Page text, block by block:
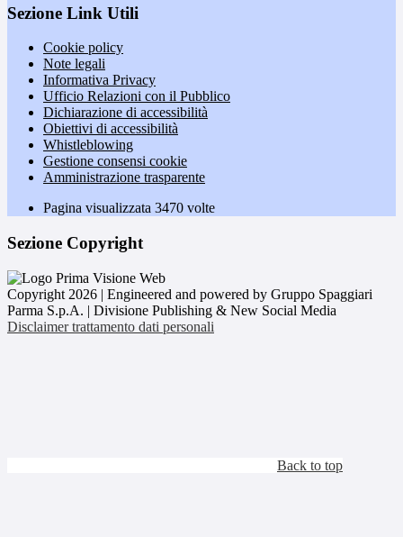
Sezione Link Utili
Cookie policy
Note legali
Informativa Privacy
Ufficio Relazioni con il Pubblico
Dichiarazione di accessibilità
Obiettivi di accessibilità
Whistleblowing
Gestione consensi cookie
Amministrazione trasparente
Pagina visualizzata 3470 volte
Sezione Copyright
Copyright 2026 | Engineered and powered by Gruppo Spaggiari
Parma S.p.A. | Divisione Publishing & New Social Media
Disclaimer trattamento dati personali
Back to top